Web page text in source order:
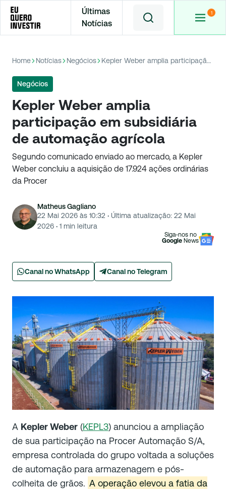
Últimas
Notícias
Home Notícias Negócios Kepler Weber amplia participação em subsidiária de automação agrícola
Negócios
Kepler Weber amplia
participação em subsidiária
de automação agrícola
Segundo comunicado enviado ao mercado, a Kepler
Weber concluiu a aquisição de 17.924 ações ordinárias
da Procer
Matheus Gagliano
22 Mai 2026 às 10:32 · Última atualização: 22 Mai
2026 · 1 min leitura
Siga-nos no
Google News
Canal no WhatsApp Canal no Telegram
A Kepler Weber (KEPL3) anunciou a ampliação
de sua participação na Procer Automação S/A,
empresa controlada do grupo voltada a soluções
de automação para armazenagem e pós-
colheita de grãos. A operação elevou a fatia da